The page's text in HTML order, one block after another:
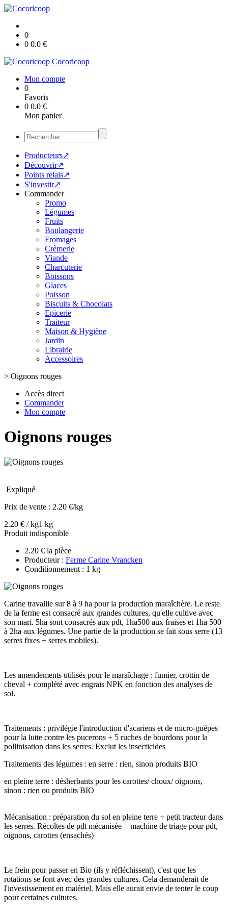
0
0 0.0 €
Cocoricoop
Mon compte
0
Favoris
0 0.0 €
Mon panier
Producteurs↗
Découvrir↗
Points relais↗
S'investir↗
Commander
Promo
Légumes
Fruits
Boulangerie
Fromages
Crèmerie
Viande
Charcuterie
Boissons
Glaces
Poisson
Biscuits & Chocolats
Epicerie
Traiteur
Maison & Hygiène
Jardin
Librairie
Accessoires
> Oignons rouges
Accès direct
Commander
Mon compte
Oignons rouges
Expliqué
Prix de vente : 2.20 €/kg
2.20 € / kg1 kg
Produit indisponible
2.20 € la pièce
Producteur : Ferme Carine Vrancken
Conditionnement : 1 kg
Carine travaille sur 8 à 9 ha pour la production maraîchère. Le reste
de la ferme est consacré aux grandes cultures, qu'elle cultive avec
son mari. 5ha sont consacrés aux pdt, 1ha500 aux fraises et 1ha 500
à 2ha aux légumes. Une partie de la production se fait sous serre (13
serres fixes + serres mobiles).
Les amendements utilisés pour le maraîchage : fumier, crottin de
cheval + complété avec engrais NPK en fonction des analyses de
sol.
Traitements : privilégie l'introduction d'acariens et de micro-guêpes
pour la lutte contre les pucerons + 5 ruches de bourdons pour la
pollinisation dans les serres. Exclut les insecticides
Traitements des légumes : en serre : rien, sinon produits BIO
en pleine terre : désherbants pour les carottes/ choux/ oignons,
sinon : rien ou produits BIO
Mécanisation : préparation du sol en pleine terre + petit tracteur dans
les serres. Récoltes de pdt mécanisée + machine de triage pour pdt,
oignons, carottes (ensachés)
Le frein pour passer en Bio (ils y réfléchissent), c'est que les
rotations se font avec des grandes cultures. Cela demanderait de
l'investissement en matériel. Mais elle aurait envie de tenter le coup
pour certaines cultures.